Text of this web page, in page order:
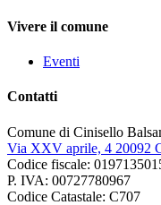
Vivere il comune
Eventi
Contatti
Comune di Cinisello
Via XXV aprile, 4 20092
Codice fiscale:
P. IVA: 00727780967
Codice Catastale: C707